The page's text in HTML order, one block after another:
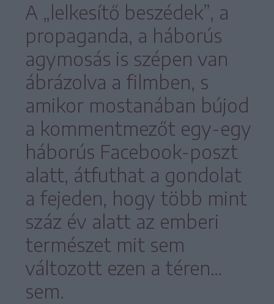
A „lelkesítő beszédek”, a
propaganda, a háborús
agymosás is szépen van
ábrázolva a filmben, s
amikor mostanában bújod
a kommentmezőt egy-egy
háborús Facebook-poszt
alatt, átfuthat a gondolat
a fejeden, hogy több mint
száz év alatt az emberi
természet mit sem
változott ezen a téren…
sem.